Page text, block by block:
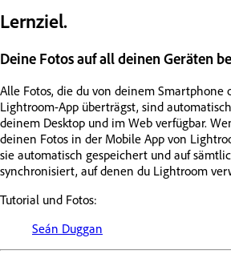
Lernziel.
Deine Fotos auf all deinen Geräten
Alle Fotos, die du von deinem Smartphone
Lightroom-App überträgst, sind
deinem Desktop und im Web verfügbar.
deinen Fotos in der Mobile App von
sie automatisch gespeichert und auf
synchronisiert, auf denen du Lightroom
Tutorial und Fotos:
Seán Duggan